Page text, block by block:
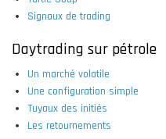
Signaux de trading
Daytrading sur pétrole
Un marché volatile
Une configuration simple
Tuyaux des initiés
Les retournements